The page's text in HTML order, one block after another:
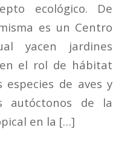
ecológico. De
es un Centro
yacen jardines
el rol de hábitat
especies de aves y
autóctonos de la
en la […]